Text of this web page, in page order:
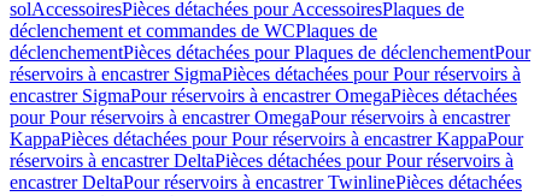
solAccessoiresPièces détachées pour AccessoiresPlaques de
déclenchement et commandes de WCPlaques de
déclenchementPièces détachées pour Plaques de déclenchementPour
réservoirs à encastrer SigmaPièces détachées pour Pour réservoirs à
encastrer SigmaPour réservoirs à encastrer OmegaPièces détachées
pour Pour réservoirs à encastrer OmegaPour réservoirs à encastrer
KappaPièces détachées pour Pour réservoirs à encastrer KappaPour
réservoirs à encastrer DeltaPièces détachées pour Pour réservoirs à
encastrer DeltaPour réservoirs à encastrer TwinlinePièces détachées